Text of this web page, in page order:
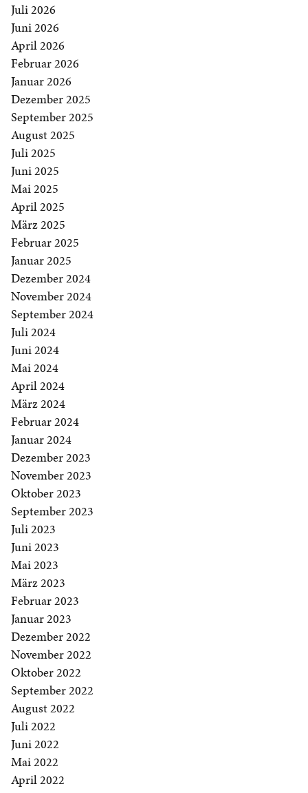
Juli 2026
Juni 2026
April 2026
Februar 2026
Januar 2026
Dezember 2025
September 2025
August 2025
Juli 2025
Juni 2025
Mai 2025
April 2025
März 2025
Februar 2025
Januar 2025
Dezember 2024
November 2024
September 2024
Juli 2024
Juni 2024
Mai 2024
April 2024
März 2024
Februar 2024
Januar 2024
Dezember 2023
November 2023
Oktober 2023
September 2023
Juli 2023
Juni 2023
Mai 2023
März 2023
Februar 2023
Januar 2023
Dezember 2022
November 2022
Oktober 2022
September 2022
August 2022
Juli 2022
Juni 2022
Mai 2022
April 2022